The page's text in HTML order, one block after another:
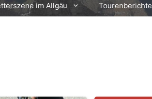
im Allgäu Tourenberichte